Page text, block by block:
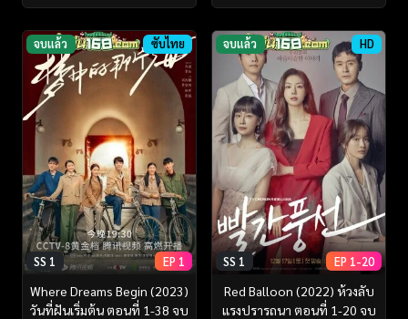
จบแล้ว ซับไทย
SS 1 EP 1
Where Dreams Begin (2023)
วันที่ฝันเริ่มต้น ตอนที่ 1-38 จบ
จบแล้ว HD
SS 1 EP 1-20
Red Balloon (2022) ห้วงลับ
แรงปรารถนา ตอนที่ 1-20 จบ